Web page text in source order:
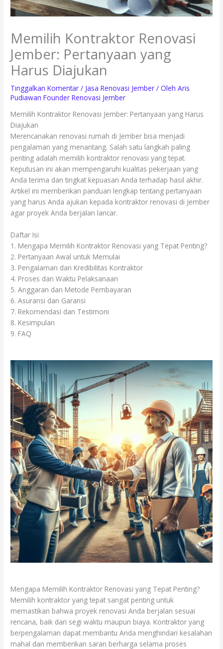
Memilih Kontraktor Renovasi
Jember: Pertanyaan yang
Harus Diajukan
Tinggalkan Komentar / Jasa Renovasi Jember / OlehAris
Pudiawan Founder Renovasi Jember
Memilih Kontraktor Renovasi Jember: Pertanyaan yang Harus
Diajukan
Merencanakan renovasi rumah di Jember bisa menjadi
pengalaman yang menantang. Salah satu langkah paling
penting adalah memilih kontraktor renovasi yang tepat.
Keputusan ini akan mempengaruhi kualitas pekerjaan yang
Anda terima dan tingkat kepuasan Anda terhadap hasil akhir.
Artikel ini memberikan panduan lengkap tentang pertanyaan
yang harus Anda ajukan kepada kontraktor renovasi di Jember
agar proyek Anda berjalan lancar.
Daftar Isi
1. Mengapa Memilih Kontraktor Renovasi yang Tepat Penting?
2. Pertanyaan Awal untuk Memulai
3. Pengalaman dan Kredibilitas Kontraktor
4. Proses dan Waktu Pelaksanaan
5. Anggaran dan Metode Pembayaran
6. Asuransi dan Garansi
7. Rekomendasi dan Testimoni
8. Kesimpulan
9. FAQ
Mengapa Memilih Kontraktor Renovasi yang Tepat Penting?
Memilih kontraktor yang tepat sangat penting untuk
memastikan bahwa proyek renovasi Anda berjalan sesuai
rencana, baik dari segi waktu maupun biaya. Kontraktor yang
berpengalaman dapat membantu Anda menghindari kesalahan
mahal dan memberikan saran berharga selama proses